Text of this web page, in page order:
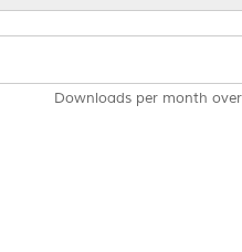
Downloads per month